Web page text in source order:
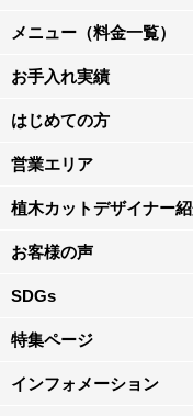
メニュー（料金一覧）
お手入れ実績
はじめての方
営業エリア
植木カットデザイナー
お客様の声
SDGs
特集ページ
インフォメーション